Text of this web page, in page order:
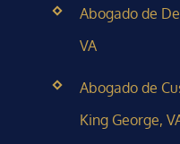
Abogado de
VA
Abogado de
King George,